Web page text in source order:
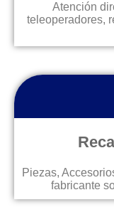
Atención
teleoperadores,
Piezas,
fabricante